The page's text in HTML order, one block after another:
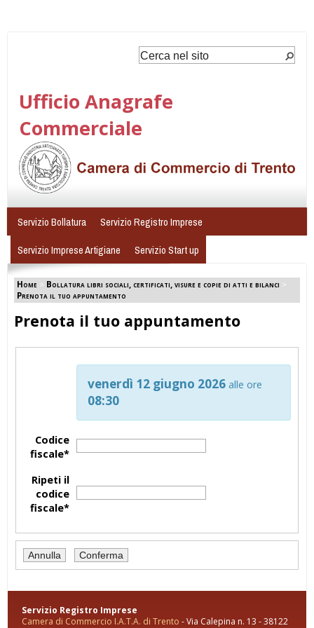
Ufficio Anagrafe
Commerciale
Servizio Bollatura
Servizio Registro Imprese
Servizio Imprese Artigiane
Servizio Start up
Home > Bollatura libri sociali, certificati, visure e copie di atti e bilanci >
Prenota il tuo appuntamento
Prenota il tuo appuntamento
venerdì 12 giugno 2026 alle ore
08:30
Codice
fiscale*
Ripeti il
codice
fiscale*
Servizio Registro Imprese
Camera di Commercio I.A.T.A. di Trento - Via Calepina n. 13 - 38122